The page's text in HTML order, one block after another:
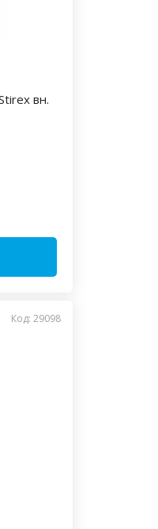
вн.
Код: 29098